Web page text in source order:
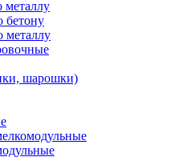
металлу
бетону
металлу
шарошки)